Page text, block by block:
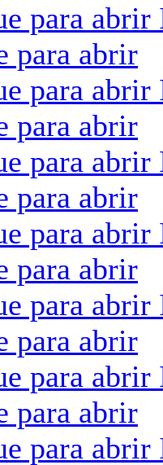
para abrir
para abrir
para abrir
para abrir
para abrir
para abrir